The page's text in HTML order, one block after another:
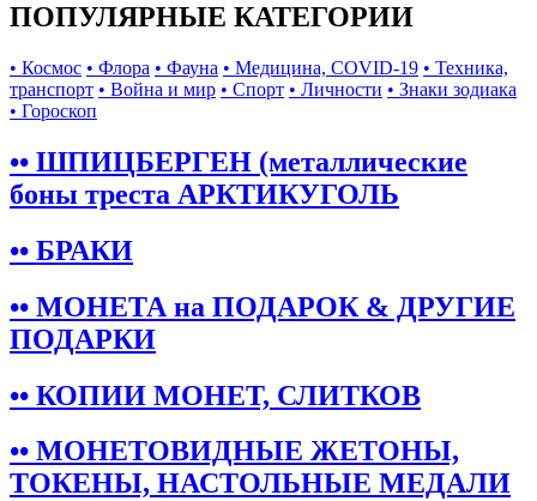
ПОПУЛЯРНЫЕ КАТЕГОРИИ
• Космос • Флора • Фауна • Медицина, COVID-19 • Техника,
транспорт • Война и мир • Спорт • Личности • Знаки зодиака
• Гороскоп
•• ШПИЦБЕРГЕН (металлические
боны треста АРКТИКУГОЛЬ
•• БРАКИ
•• МОНЕТА на ПОДАРОК & ДРУГИЕ
ПОДАРКИ
•• КОПИИ МОНЕТ, СЛИТКОВ
•• МОНЕТОВИДНЫЕ ЖЕТОНЫ,
ТОКЕНЫ, НАСТОЛЬНЫЕ МЕДАЛИ